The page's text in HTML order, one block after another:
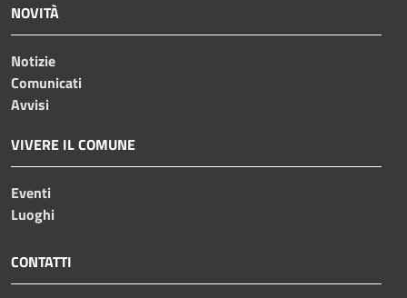
NOVITÀ
Notizie
Comunicati
Avvisi
VIVERE IL COMUNE
Eventi
Luoghi
CONTATTI